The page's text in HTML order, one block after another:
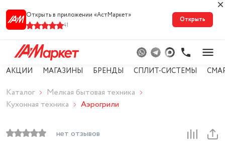
Открыть в приложении «АстМарке‪т‬»
41
Открыть
АКЦИИ МАГАЗИНЫ БРЕНДЫ СПЛИТ-СИСТЕМЫ
Каталог
Мелкая бытовая техника
Кухонная техника
Аэрогрили
нет отзывов